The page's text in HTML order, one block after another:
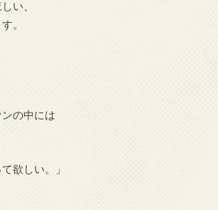
い、
。
の中には
欲しい。」